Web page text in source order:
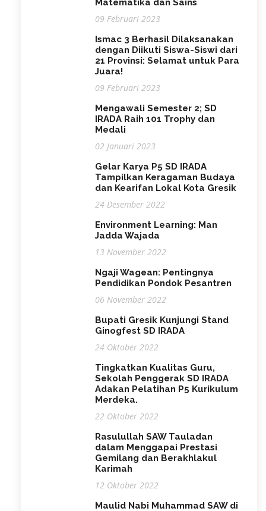
09 Februari 2023
Ismac 3 Berhasil Dilaksanakan
dengan Diikuti Siswa-Siswi dari
21 Provinsi: Selamat untuk Para
Juara!
09 Februari 2023
Mengawali Semester 2; SD
IRADA Raih 101 Trophy dan
Medali
02 Januari 2023
Gelar Karya P5 SD IRADA
Tampilkan Keragaman Budaya
dan Kearifan Lokal Kota Gresik
24 Desember 2022
Environment Learning: Man
Jadda Wajada
13 November 2022
Ngaji Wagean: Pentingnya
Pendidikan Pondok Pesantren
06 November 2022
Bupati Gresik Kunjungi Stand
Ginogfest SD IRADA
24 Oktober 2022
Tingkatkan Kualitas Guru,
Sekolah Penggerak SD IRADA
Adakan Pelatihan P5 Kurikulum
Merdeka.
22 Oktober 2022
Rasulullah SAW Tauladan
dalam Menggapai Prestasi
Gemilang dan Berakhlakul
Karimah
12 Oktober 2022
Maulid Nabi Muhammad SAW di